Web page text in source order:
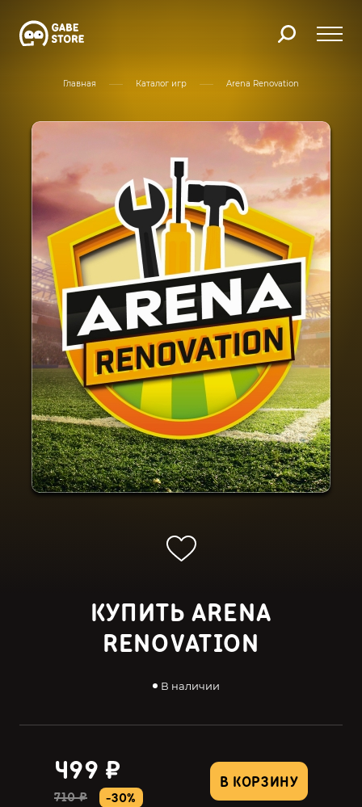
Главная Каталог игр Arena Renovation
КУПИТЬ ARENA
RENOVATION
В наличии
В КОРЗИНУ
499 ₽
710 ₽ -30%